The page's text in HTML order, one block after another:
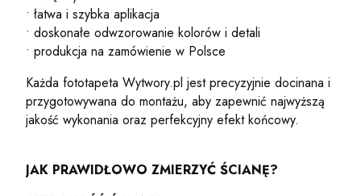
• łatwa i szybka aplikacja
• doskonałe odwzorowanie kolorów i detali
• produkcja na zamówienie w Polsce
Każda fototapeta Wytwory.pl jest precyzyjnie docinana i
przygotowywana do montażu, aby zapewnić najwyższą
jakość wykonania oraz perfekcyjny efekt końcowy.
JAK PRAWIDŁOWO ZMIERZYĆ ŚCIANĘ?